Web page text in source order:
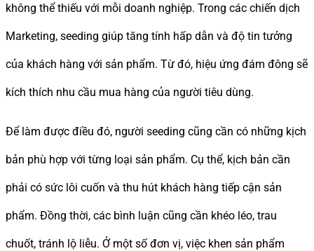
không thể thiếu với mỗi doanh nghiệp. Trong các chiến dịch
Marketing, seeding giúp tăng tính hấp dẫn và độ tin tưởng
của khách hàng với sản phẩm. Từ đó, hiệu ứng đám đông sẽ
kích thích nhu cầu mua hàng của người tiêu dùng.
Để làm được điều đó, người seeding cũng cần có những kịch
bản phù hợp với từng loại sản phẩm. Cụ thể, kịch bản cần
phải có sức lôi cuốn và thu hút khách hàng tiếp cận sản
phẩm. Đồng thời, các bình luận cũng cần khéo léo, trau
chuốt, tránh lộ liễu. Ở một số đơn vị, việc khen sản phẩm